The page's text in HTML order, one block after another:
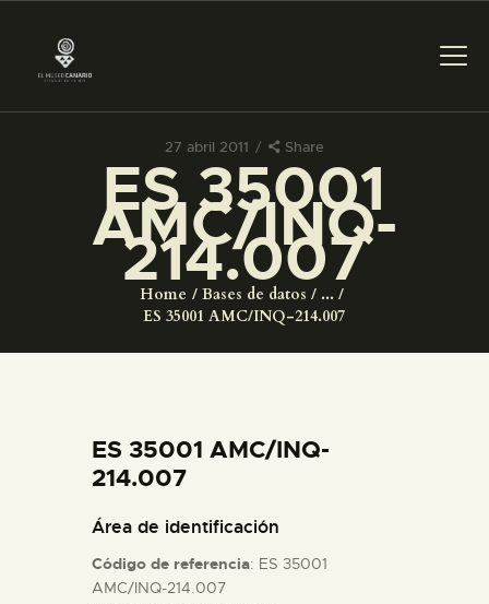
27 abril 2011 Share
ES 35001
AMC/INQ-
214.007
Home Bases de datos
...
ES 35001 AMC/INQ-214.007
PREPARAR LA VISITA
ACTIVIDADES
COLECCIONES
ESPAÑOL
ES 35001 AMC/INQ-
214.007
Área de identificación
Código de referencia: ES 35001
AMC/INQ-214.007